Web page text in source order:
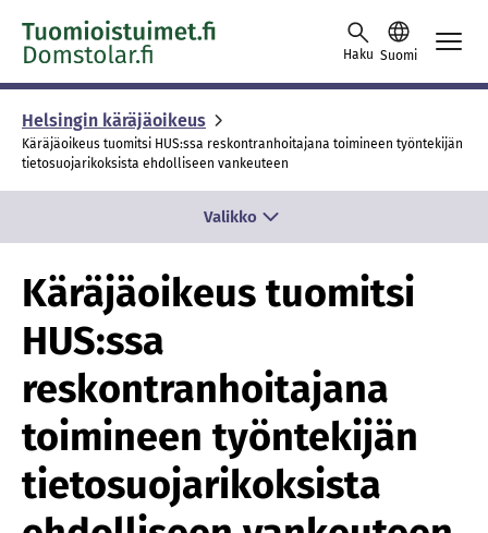
Skip to content -saavutettavuusohje
Haku Suomi
Helsingin käräjäoikeus
Käräjäoikeus tuomitsi HUS:ssa reskontranhoitajana toimineen työntekijän
tietosuojarikoksista ehdolliseen vankeuteen
Valikko
Käräjäoikeus tuomitsi
HUS:ssa
reskontranhoitajana
toimineen työntekijän
tietosuojarikoksista